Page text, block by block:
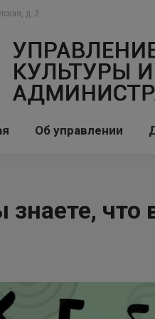
д. 2
Об управлении
знаете, что